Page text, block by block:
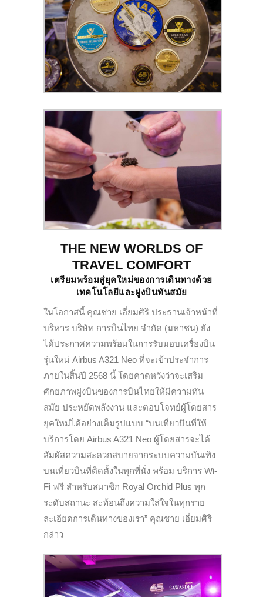
THE NEW WORLDS OF
TRAVEL COMFORT
เตรียมพร้อมสู่ยุคใหม่ของการเดินทางด้วย
เทคโนโลยีและฝูงบินทันสมัย
ในโอกาสนี้ คุณชาย เอี่ยมศิริ ประธานเจ้าหน้าที่
บริหาร บริษัท การบินไทย จำกัด (มหาชน) ยัง
ได้ประกาศความพร้อมในการรับมอบเครื่องบิน
รุ่นใหม่ Airbus A321 Neo ที่จะเข้าประจำการ
ภายในสิ้นปี 2568 นี้ โดยคาดหวังว่าจะเสริม
ศักยภาพฝูงบินของการบินไทยให้มีความทัน
สมัย ประหยัดพลังงาน และตอบโจทย์ผู้โดยสาร
ยุคใหม่ได้อย่างเต็มรูปแบบ “บนเที่ยวบินที่ให้
บริการโดย Airbus A321 Neo ผู้โดยสารจะได้
สัมผัสความสะดวกสบายจากระบบความบันเทิง
บนเที่ยวบินที่ติดตั้งในทุกที่นั่ง พร้อม บริการ Wi-
Fi ฟรี สำหรับสมาชิก Royal Orchid Plus ทุก
ระดับสถานะ สะท้อนถึงความใส่ใจในทุกราย
ละเอียดการเดินทางของเรา” คุณชาย เอี่ยมศิริ
กล่าว